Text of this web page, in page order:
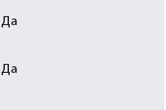
Да
Да